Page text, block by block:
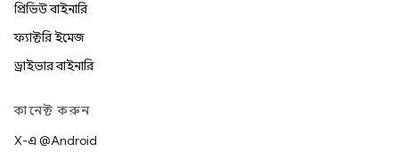
প্রিভিউ বাইনারি
ফ্যাক্টরি ইমেজ
ড্রাইভার বাইনারি
কানেক্ট করুন
X-এ @Android